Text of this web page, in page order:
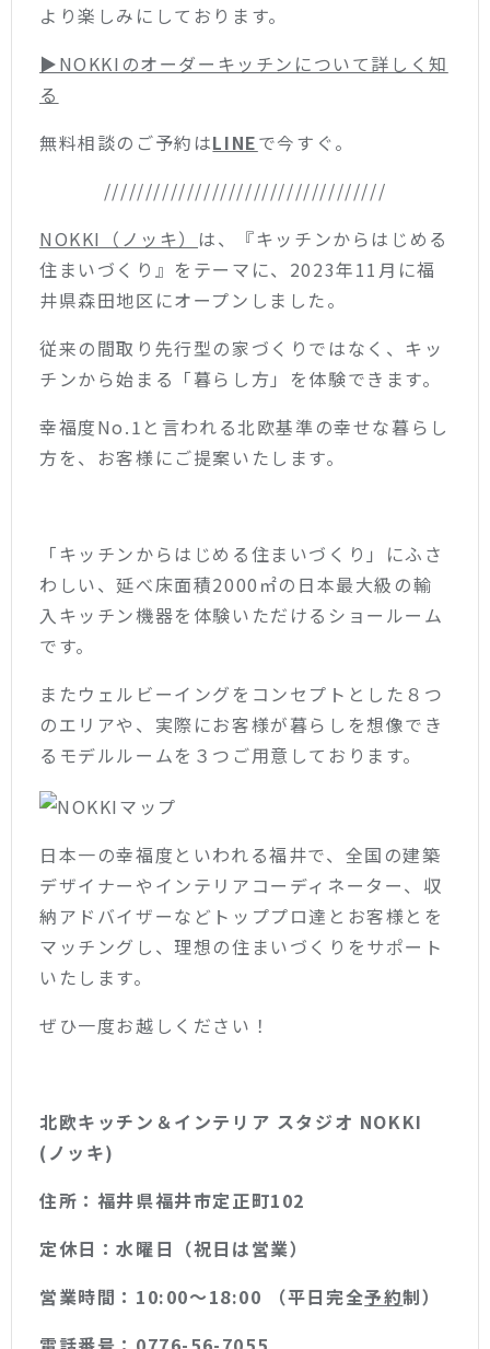
より楽しみにしております。
▶︎NOKKIのオーダーキッチンについて詳しく知
る
無料相談のご予約はLINEで今すぐ。
//////////////////////////////////
NOKKI（ノッキ） は、『キッチンからはじめる
住まいづくり』をテーマに、2023年11月に福
井県森田地区にオープンしました。
従来の間取り先行型の家づくりではなく、キッ
チンから始まる「暮らし方」を体験できます。
幸福度No.1と言われる北欧基準の幸せな暮らし
方を、お客様にご提案いたします。
「キッチンからはじめる住まいづくり」にふさ
わしい、延べ床面積2000㎡の日本最大級の輸
入キッチン機器を体験いただけるショールーム
です。
またウェルビーイングをコンセプトとした８つ
のエリアや、実際にお客様が暮らしを想像でき
るモデルルームを３つご用意しております。
日本一の幸福度といわれる福井で、全国の建築
デザイナーやインテリアコーディネーター、収
納アドバイザーなどトッププロ達とお客様とを
マッチングし、理想の住まいづくりをサポート
いたします。
ぜひ一度お越しください！
北欧キッチン＆インテリア スタジオ NOKKI
(ノッキ)
住所：福井県福井市定正町102
定休日：水曜日（祝日は営業）
営業時間：10:00〜18:00 （平日完全予約制）